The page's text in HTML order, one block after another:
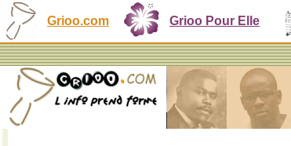
Grioo.com Grioo Pour Elle